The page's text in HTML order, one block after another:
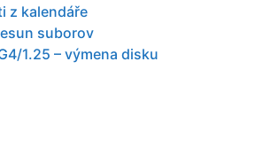
z kalendáře
suborov
1.25 – výmena disku